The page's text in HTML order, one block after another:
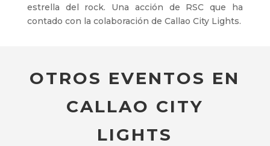
estrella del rock. Una acción de RSC que ha
contado con la colaboración de Callao City Lights.
OTROS EVENTOS EN
CALLAO CITY
LIGHTS